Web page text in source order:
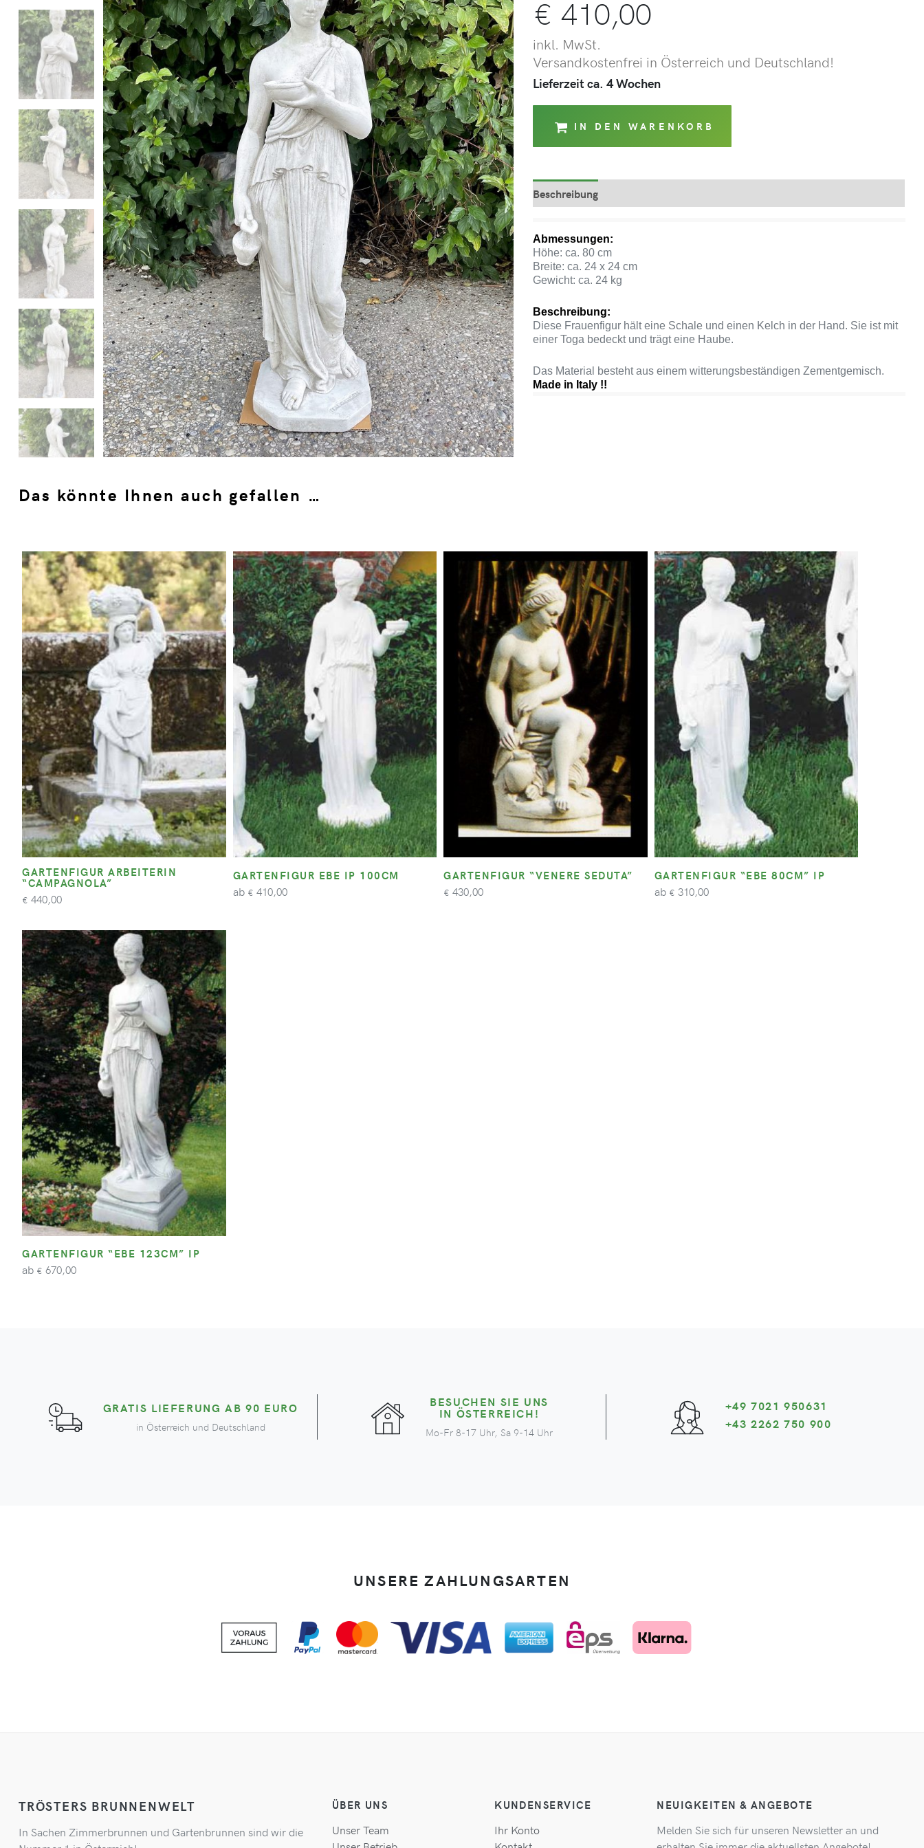
€ 410,00
inkl. MwSt.
Versandkostenfrei in Österreich und Deutschland!
Lieferzeit ca. 4 Wochen
IN DEN WARENKORB
Beschreibung
Abmessungen:
Höhe: ca. 80 cm
Breite: ca. 24 x 24 cm
Gewicht: ca. 24 kg
Beschreibung:
Diese Frauenfigur hält eine Schale und einen Kelch in der Hand. Sie ist mit
einer Toga bedeckt und trägt eine Haube.
Das Material besteht aus einem witterungsbeständigen Zementgemisch.
Made in Italy !!
Das könnte Ihnen auch gefallen …
GARTENFIGUR ARBEITERIN
“CAMPAGNOLA”
€ 440,00
GARTENFIGUR EBE IP 100CM
ab € 410,00
GARTENFIGUR “VENERE SEDUTA”
€ 430,00
GARTENFIGUR “EBE 80CM” IP
ab € 310,00
GARTENFIGUR “EBE 123CM” IP
ab € 670,00
GRATIS LIEFERUNG AB 90 EURO
in Österreich und Deutschland
BESUCHEN SIE UNS
IN ÖSTERREICH!
Mo-Fr 8-17 Uhr, Sa 9-14 Uhr
+49 7021 950631
+43 2262 750 900
UNSERE ZAHLUNGSARTEN
TRÖSTERS BRUNNENWELT
In Sachen Zimmerbrunnen und Gartenbrunnen sind wir die
ÜBER UNS
Unser Team
KUNDENSERVICE
Ihr Konto
NEUIGKEITEN & ANGEBOTE
Melden Sie sich für unseren Newsletter an und